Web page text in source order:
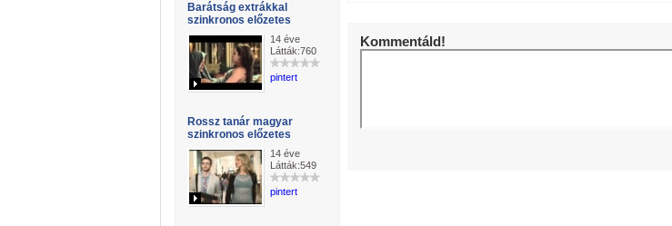
Barátság extrákkal
szinkronos előzetes
14 éve
Látták:760
pintert
Rossz tanár magyar
szinkronos előzetes
14 éve
Látták:549
pintert
Kommentáld!